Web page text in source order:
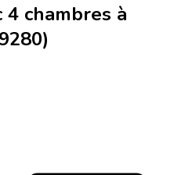
chambres à